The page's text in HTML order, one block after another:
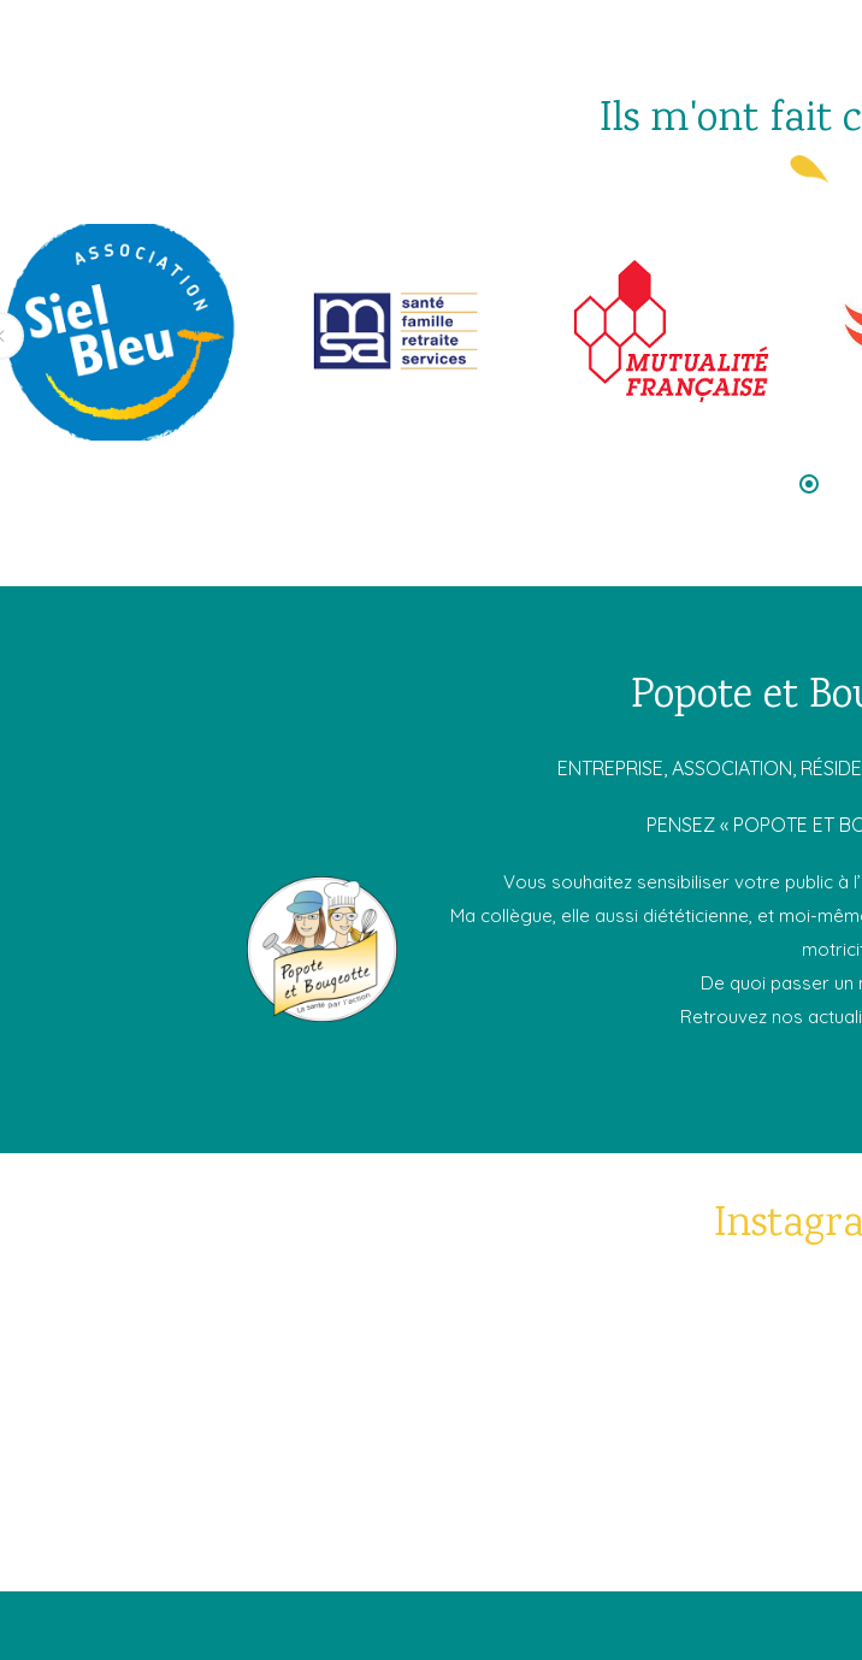
Ils m'ont fait
Popote et
ENTREPRISE, ASSOCIATION,
PENSEZ « POPOTE ET
Vous souhaitez sensibiliser votre public à
Ma collègue, elle aussi diététicienne, et moi-
De quoi passer
Retrouvez nos